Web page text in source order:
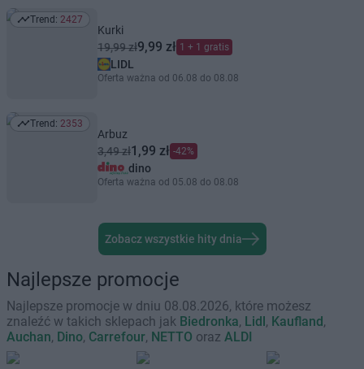
Trend: 2427
Trend: 2427
Kurki
19,99 zł9,99 zł 1 + 1 gratis
LIDL
Oferta ważna od 06.08 do 08.08
Trend: 2353
Trend: 2353
Arbuz
3,49 zł1,99 zł -42%
dino
Oferta ważna od 05.08 do 08.08
Zobacz wszystkie hity dnia
Najlepsze promocje
Najlepsze promocje w dniu 08.08.2026, które możesz
znaleźć w takich sklepach jak Biedronka, Lidl, Kaufland,
Auchan, Dino, Carrefour, NETTO oraz ALDI